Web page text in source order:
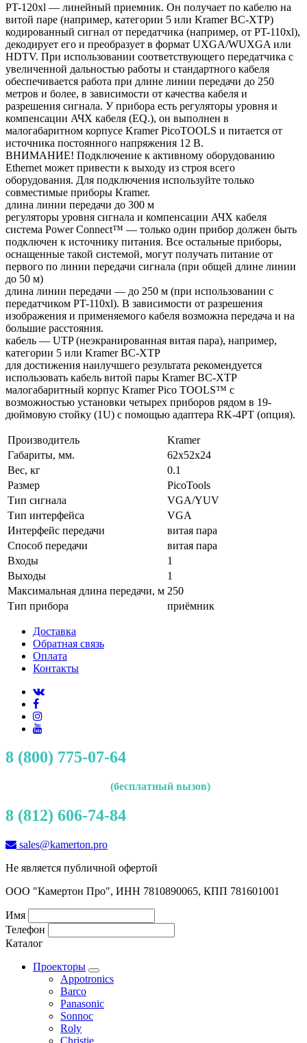
PT-120xl — линейный приемник. Он получает по кабелю на
витой паре (например, категории 5 или Kramer BC-XTP)
кодированный сигнал от передатчика (например, от PT-110xl),
декодирует его и преобразует в формат UXGA/WUXGA или
HDTV. При использовании соответствующего передатчика с
увеличенной дальностью работы и стандартного кабеля
обеспечивается работа при длине линии передачи до 250
метров и более, в зависимости от качества кабеля и
разрешения сигнала. У прибора есть регуляторы уровня и
компенсации АЧХ кабеля (EQ.), он выполнен в
малогабаритном корпусе Kramer PicoTOOLS и питается от
источника постоянного напряжения 12 В.
ВНИМАНИЕ! Подключение к активному оборудованию
Ethernet может привести к выходу из строя всего
оборудования. Для подключения используйте только
совместимые приборы Kramer.
длина линии передачи до 300 м
регуляторы уровня сигнала и компенсации АЧХ кабеля
система Power Connect™ — только один прибор должен быть
подключен к источнику питания. Все остальные приборы,
оснащенные такой системой, могут получать питание от
первого по линии передачи сигнала (при общей длине линии
до 50 м)
длина линии передачи — до 250 м (при использовании с
передатчиком PT-110xl). В зависимости от разрешения
изображения и применяемого кабеля возможна передача и на
большие расстояния.
кабель — UTP (неэкранированная витая пара), например,
категории 5 или Kramer BC-XTP
для достижения наилучшего результата рекомендуется
использовать кабель витой пары Kramer BC-XTP
малогабаритный корпус Kramer Pico TOOLS™ с
возможностью установки четырех приборов рядом в 19-
дюймовую стойку (1U) с помощью адаптера RK-4PT (опция).
Производитель
Kramer
Габариты, мм.
62x52x24
Вес, кг
0.1
Размер
PicoTools
Тип сигнала
VGA/YUV
Тип интерфейса
VGA
Интерфейс передачи
витая пара
Способ передачи
витая пара
Входы
1
Выходы
1
Максимальная длина передачи, м 250
Тип прибора
приёмник
Доставка
Обратная связь
Оплата
Контакты
8 (800) 775-07-64
(бесплатный вызов)
8 (812) 606-74-84
sales@kamerton.pro
Не является публичной офертой
ООО "Камертон Про", ИНН 7810890065, КПП 781601001
Имя
Телефон
Каталог
Проекторы
Appotronics
Barco
Panasonic
Sonnoc
Roly